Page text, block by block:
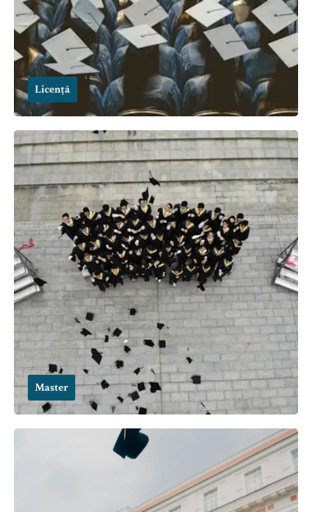
Licență
Master